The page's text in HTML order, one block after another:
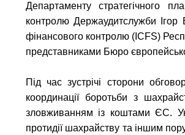
Департаменту стратегічного
контролю Держаудитслужби Ігор
фінансового контролю (ICFS)
представниками Бюро
Під час зустрічі сторони
координації боротьби з
зловживанням із коштами ЄС.
протидії шахрайству та іншим